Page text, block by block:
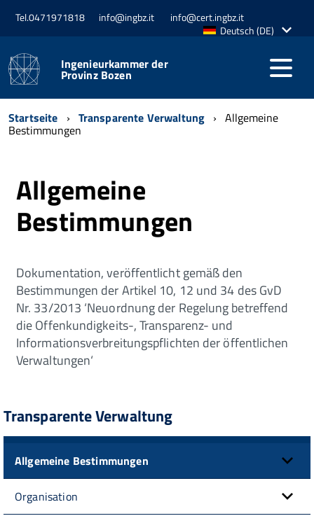
Tel.0471971818 info@ingbz.it
info@cert.ingbz.it
AktiveDeutsch (DE)
Ingenieurkammer der
Provinz Bozen
Startseite Transparente Verwaltung Allgemeine
Bestimmungen
Allgemeine
Bestimmungen
Dokumentation, veröffentlicht gemäß den
Bestimmungen der Artikel 10, 12 und 34 des GvD
Nr. 33/2013 ‘Neuordnung der Regelung betreffend
die Offenkundigkeits-, Transparenz- und
Informationsverbreitungspflichten der öffentlichen
Verwaltungen‘
Transparente Verwaltung
Allgemeine Bestimmungen
Organisation